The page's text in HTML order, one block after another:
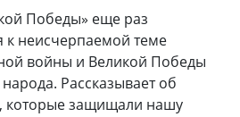
Победы» еще раз
к неисчерпаемой теме
войны и Великой Победы
Рассказывает об
которые защищали нашу